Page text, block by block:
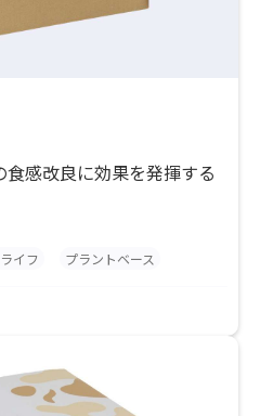
感改良に効果を発揮する
イフ プラントベース